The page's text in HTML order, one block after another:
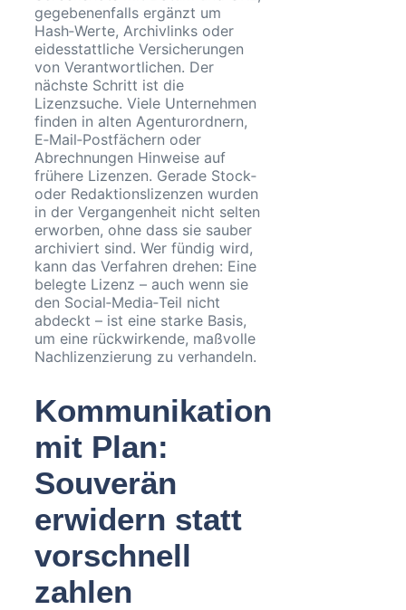
gegebenenfalls ergänzt um
Hash‑Werte, Archivlinks oder
eidesstattliche Versicherungen
von Verantwortlichen. Der
nächste Schritt ist die
Lizenzsuche. Viele Unternehmen
finden in alten Agenturordnern,
E‑Mail‑Postfächern oder
Abrechnungen Hinweise auf
frühere Lizenzen. Gerade Stock‑
oder Redaktionslizenzen wurden
in der Vergangenheit nicht selten
erworben, ohne dass sie sauber
archiviert sind. Wer fündig wird,
kann das Verfahren drehen: Eine
belegte Lizenz – auch wenn sie
den Social‑Media‑Teil nicht
abdeckt – ist eine starke Basis,
um eine rückwirkende, maßvolle
Nachlizenzierung zu verhandeln.
Kommunikation
mit Plan:
Souverän
erwidern statt
vorschnell
zahlen